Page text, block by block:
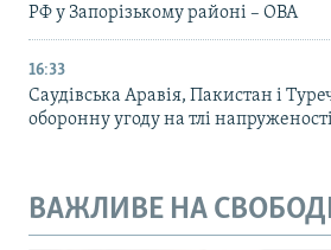
РФ у Запорізькому районі – ОВА
16:33
Саудівська Аравія, Пакистан і
оборонну угоду на тлі
ВАЖЛИВЕ НА